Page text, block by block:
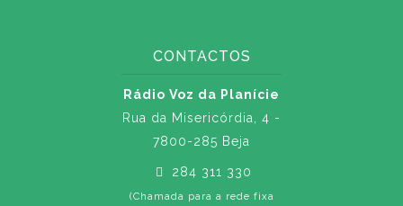
CONTACTOS
Rádio Voz da Planície
Rua da Misericórdia, 4 -
7800-285 Beja
284 311 330
(Chamada para a rede fixa